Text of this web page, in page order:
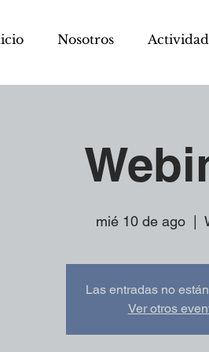
Nosotros
mié 10 de ago
Las entradas no
Ver otros